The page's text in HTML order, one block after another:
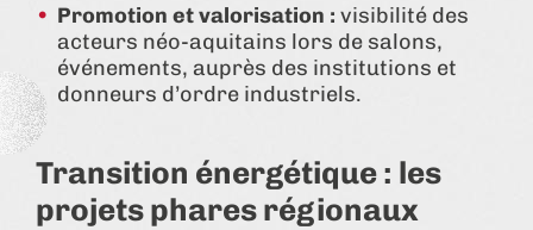
Promotion et valorisation : visibilité des
acteurs néo-aquitains lors de salons,
événements, auprès des institutions et
donneurs d’ordre industriels.
Transition énergétique : les
projets phares régionaux